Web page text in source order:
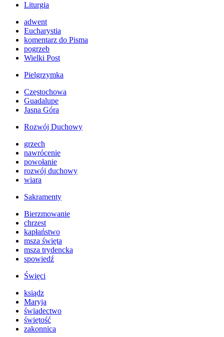
Liturgia
adwent
Eucharystia
komentarz do Pisma
pogrzeb
Wielki Post
Pielgrzymka
Częstochowa
Guadalupe
Jasna Góra
Rozwój Duchowy
grzech
nawrócenie
powołanie
rozwój duchowy
wiara
Sakramenty
Bierzmowanie
chrzest
kapłaństwo
msza święta
msza trydencka
spowiedź
Święci
ksiądz
Maryja
świadectwo
świętość
zakonnica